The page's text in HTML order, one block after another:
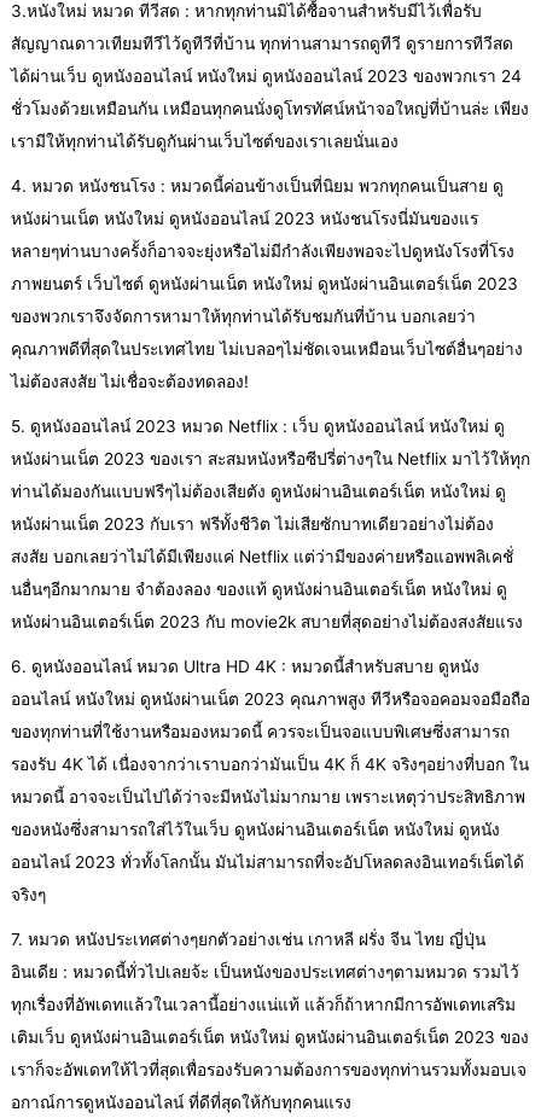
3.หนังใหม่ หมวด ทีวีสด : หากทุกท่านมิได้ซื้อจานสำหรับมีไว้เพื่อรับ
สัญญาณดาวเทียมทีวีไว้ดูทีวีที่บ้าน ทุกท่านสามารถดูทีวี ดูรายการทีวีสด
ได้ผ่านเว็บ ดูหนังออนไลน์ หนังใหม่ ดูหนังออนไลน์ 2023 ของพวกเรา 24
ชั่วโมงด้วยเหมือนกัน เหมือนทุกคนนั่งดูโทรทัศน์หน้าจอใหญ่ที่บ้านล่ะ เพียง
เรามีให้ทุกท่านได้รับดูกันผ่านเว็บไซต์ของเราเลยนั่นเอง
4. หมวด หนังชนโรง : หมวดนี้ค่อนข้างเป็นที่นิยม พวกทุกคนเป็นสาย ดู
หนังผ่านเน็ต หนังใหม่ ดูหนังออนไลน์ 2023 หนังชนโรงนี่มันของแร
หลายๆท่านบางครั้งก็อาจจะยุ่งหรือไม่มีกำลังเพียงพอจะไปดูหนังโรงที่โรง
ภาพยนตร์ เว็บไซต์ ดูหนังผ่านเน็ต หนังใหม่ ดูหนังผ่านอินเตอร์เน็ต 2023
ของพวกเราจึงจัดการหามาให้ทุกท่านได้รับชมกันที่บ้าน บอกเลยว่า
คุณภาพดีที่สุดในประเทศไทย ไม่เบลอๆไม่ชัดเจนเหมือนเว็บไซต์อื่นๆอย่าง
ไม่ต้องสงสัย ไม่เชื่อจะต้องทดลอง!
5. ดูหนังออนไลน์ 2023 หมวด Netflix : เว็บ ดูหนังออนไลน์ หนังใหม่ ดู
หนังผ่านเน็ต 2023 ของเรา สะสมหนังหรือซีปรี่ต่างๆใน Netflix มาไว้ให้ทุก
ท่านได้มองกันแบบฟรีๆไม่ต้องเสียตัง ดูหนังผ่านอินเตอร์เน็ต หนังใหม่ ดู
หนังผ่านเน็ต 2023 กับเรา ฟรีทั้งชีวิต ไม่เสียซักบาทเดียวอย่างไม่ต้อง
สงสัย บอกเลยว่าไม่ได้มีเพียงแค่ Netflix แต่ว่ามีของค่ายหรือแอพพลิเคชั่
นอื่นๆอีกมากมาย จำต้องลอง ของแท้ ดูหนังผ่านอินเตอร์เน็ต หนังใหม่ ดู
หนังผ่านอินเตอร์เน็ต 2023 กับ movie2k สบายที่สุดอย่างไม่ต้องสงสัยแรง
6. ดูหนังออนไลน์ หมวด Ultra HD 4K : หมวดนี้สำหรับสบาย ดูหนัง
ออนไลน์ หนังใหม่ ดูหนังผ่านเน็ต 2023 คุณภาพสูง ทีวีหรือจอคอมจอมือถือ
ของทุกท่านที่ใช้งานหรือมองหมวดนี้ ควรจะเป็นจอแบบพิเศษซึ่งสามารถ
รองรับ 4K ได้ เนื่องจากว่าเราบอกว่ามันเป็น 4K ก็ 4K จริงๆอย่างที่บอก ใน
หมวดนี้ อาจจะเป็นไปได้ว่าจะมีหนังไม่มากมาย เพราะเหตุว่าประสิทธิภาพ
ของหนังซึ่งสามารถใส่ไว้ในเว็บ ดูหนังผ่านอินเตอร์เน็ต หนังใหม่ ดูหนัง
ออนไลน์ 2023 ทั่วทั้งโลกนั้น มันไม่สามารถที่จะอัปโหลดลงอินเทอร์เน็ตได้
จริงๆ
7. หมวด หนังประเทศต่างๆยกตัวอย่างเช่น เกาหลี ฝรั่ง จีน ไทย ญี่ปุ่น
อินเดีย : หมวดนี้ทั่วไปเลยจ้ะ เป็นหนังของประเทศต่างๆตามหมวด รวมไว้
ทุกเรื่องที่อัพเดทแล้วในเวลานี้อย่างแน่แท้ แล้วก็ถ้าหากมีการอัพเดทเสริม
เติมเว็บ ดูหนังผ่านอินเตอร์เน็ต หนังใหม่ ดูหนังผ่านอินเตอร์เน็ต 2023 ของ
เราก็จะอัพเดทให้ไวที่สุดเพื่อรองรับความต้องการของทุกท่านรวมทั้งมอบเจ
อกาณ์การดูหนังออนไลน์ ที่ดีที่สุดให้กับทุกคนแรง